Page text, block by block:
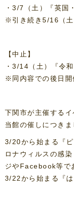
・3/7（土）『英
※引き続き5/16（土
【中止】
・3/14（土）『令
※同内容での後日開
下関市が主催する
当館の催しにつき
3/20から始まる『
ロナウィルスの感
ジやFacebook等で
3/22から始まる『